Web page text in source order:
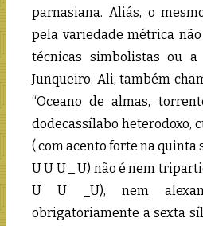
parnasiana. Aliás, o
pela variedade métrica
técnicas simbolistas ou a
Junqueiro. Ali, também
“Oceano de almas,
dodecassílabo heterodoxo,
( com acento forte na quinta
U U U _ U) não é nem
U U _U), nem
obrigatoriamente a sexta